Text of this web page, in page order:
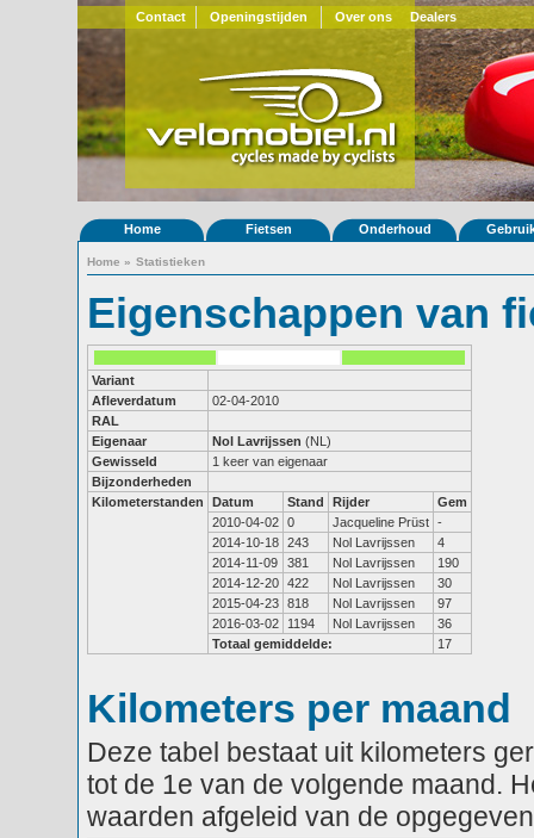
Contact Openingstijden Over ons Dealers
Home Fietsen Onderhoud
Home » Statistieken
Eigenschappen van
Variant
Afleverdatum
02-04-2010
RAL
Eigenaar
Nol Lavrijssen (NL)
Gewisseld
1 keer van eigenaar
Bijzonderheden
Kilometerstanden
Datum Stand Rijder
Gem
2010-04-02 0 Jacqueline Prüst -
2014-10-18 243 Nol Lavrijssen
4
2014-11-09
381 Nol Lavrijssen
190
2014-12-20 422 Nol Lavrijssen
30
2015-04-23 818 Nol Lavrijssen
97
2016-03-02
1194 Nol Lavrijssen
36
Totaal gemiddelde:
17
Kilometers per maand
Deze tabel bestaat uit kilometers
tot de 1e van de volgende maand.
waarden afgeleid van de